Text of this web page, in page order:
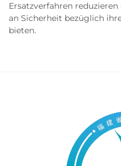
Ersatzverfahren
an Sicherheit bezüglich
bieten.